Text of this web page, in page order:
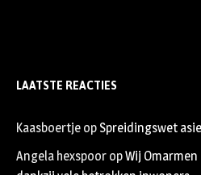
LAATSTE REACTIES
Kaasboertje op Spreidingswet
Angela hexspoor opWij